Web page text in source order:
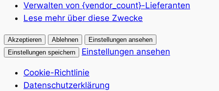
Verwalten von {vendor_count}-Lieferanten
Lese mehr über diese Zwecke
Akzeptieren Ablehnen
Einstellungen ansehen
Einstellungen speichern
Einstellungen ansehen
Cookie-Richtlinie
Datenschutzerklärung